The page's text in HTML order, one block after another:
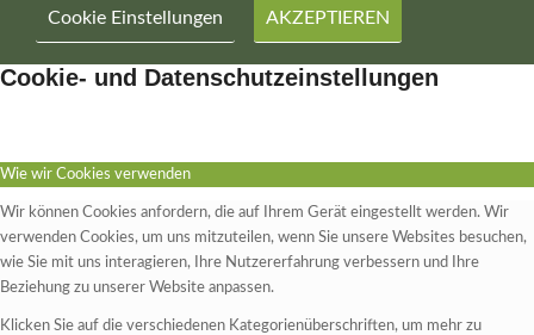
Cookie Einstellungen AKZEPTIEREN
Cookie- und Datenschutzeinstellungen
Wie wir Cookies verwenden
Wir können Cookies anfordern, die auf Ihrem Gerät eingestellt werden. Wir
verwenden Cookies, um uns mitzuteilen, wenn Sie unsere Websites besuchen,
wie Sie mit uns interagieren, Ihre Nutzererfahrung verbessern und Ihre
Beziehung zu unserer Website anpassen.
Klicken Sie auf die verschiedenen Kategorienüberschriften, um mehr zu